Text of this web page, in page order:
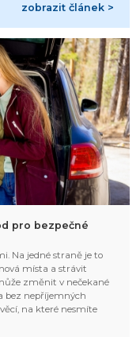
zobrazit článek >
pro bezpečné
Na jedné straně je to
místa a strávit
změnit v nečekané
bez nepříjemných
na které nesmíte